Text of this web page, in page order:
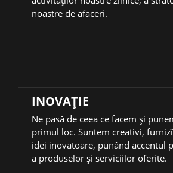
noastre de afaceri.
INOVAŢIE
Ne pasă de ceea ce facem și
primul loc. Suntem creativi,
idei inovatoare, punând accentul
a produselor și serviciilor oferite.